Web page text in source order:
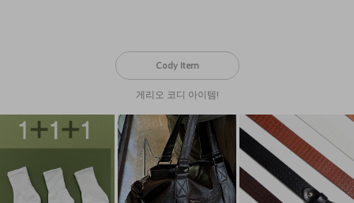
Cody Item
게리오 코디 아이템!